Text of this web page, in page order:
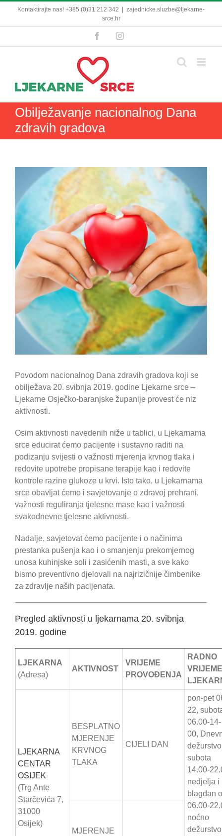
content
Kontaktirajte nas! +385 (0)31 212 342
zajednicke.sluzbe@ljekarne-
srce.hr
FacebookInstagram
Obilježavanje nacionalnog Dana
zdravih gradova
Povodom nacionalnog Dana zdravih gradova koji se
obilježava 20. svibnja 2019. godine Ljekarne srce –
Ljekarne Osječko-baranjske županije provest će niz
aktivnosti.
Osim aktivnosti navedenih niže u tablici, u Ljekarnama
srce educirat ćemo pacijente i sustavno raditi na
podizanju svijesti o važnosti mjerenja krvnog tlaka i
redovite upotrebe propisane terapije kao i redovite
kontrole razine glukoze u krvi. Isto tako, u Ljekarnama
srce obavljat ćemo i savjetovanje o zdravoj prehrani,
važnosti reguliranja tjelesne mase kao i važnosti
svakodnevne tjelesne aktivnosti.
Nadalje, savjetovat ćemo pacijente i o načinima
prestanka pušenja kao i o smanjenju prekomjernog
unosa kuhinjske soli i zasićenih masti, a sve kako
bismo preventivno djelovali na najrizičnije čimbenike
za zdravlje naših pacijenata.
Pregled aktivnosti u ljekarnama 20. svibnja
2019. godine
LJEKARNA
(Adresa)
AKTIVNOST
VRIJEME
PROVOĐENJA
RADNO
VRIJEME
LJEKARNA
CENTAR
OSIJEK
(Trg Ante
Starčevića 7,
31000
Osijek)
BESPLATNO
MJERENJE
KRVNOG
TLAKA
CIJELI DAN
pon-pet
22,
06.00-14-
00,
dežurstvo
subota
14.00-
nedjelja i
blagdan
06.00-
noćno
dežurstvo
MJERENJE